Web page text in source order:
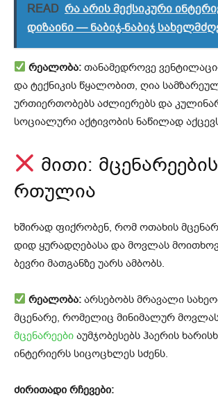
READ რა არის მექსიკური
დიზაინი — ნაბიჯ-ნაბიჯ
რეალობა: თანამედროვე
და ტექნიკის წყალობით, ღია
ურთიერთობებს აძლიერებს და
სოციალური აქტივობის ნაწილად
მითი:
რთულია
ხშირად ფიქრობენ, რომ ოთახის
დიდ ყურადღებასა და მოვლას
ბევრი მათგანზე უარს ამბობს.
რეალობა: არსებობს მრავალი
მცენარე, რომელიც მინიმალურ
მცენარეები აუმჯობესებს ჰაერის
ინტერიერს სიცოცხლეს სძენს.
ძირითადი რჩევები: